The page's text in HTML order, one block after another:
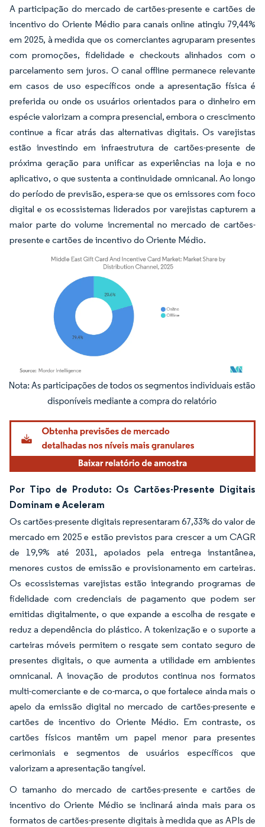
A participação do mercado de cartões-presente e cartões de
incentivo do Oriente Médio para canais online atingiu 79,44%
em 2025, à medida que os comerciantes agruparam presentes
com promoções, fidelidade e checkouts alinhados com o
parcelamento sem juros. O canal offline permanece relevante
em casos de uso específicos onde a apresentação física é
preferida ou onde os usuários orientados para o dinheiro em
espécie valorizam a compra presencial, embora o crescimento
continue a ficar atrás das alternativas digitais. Os varejistas
estão investindo em infraestrutura de cartões-presente de
próxima geração para unificar as experiências na loja e no
aplicativo, o que sustenta a continuidade omnicanal. Ao longo
do período de previsão, espera-se que os emissores com foco
digital e os ecossistemas liderados por varejistas capturem a
maior parte do volume incremental no mercado de cartões-
presente e cartões de incentivo do Oriente Médio.
Imagem © Mordor Intelligence. O reuso requer atribuição conforme CC BY 4.0.
Por Tipo de Produto: Os Cartões-Presente Digitais
Dominam e Aceleram
Os cartões-presente digitais representaram 67,33% do valor de
mercado em 2025 e estão previstos para crescer a um CAGR
de 19,9% até 2031, apoiados pela entrega instantânea,
menores custos de emissão e provisionamento em carteiras.
Os ecossistemas varejistas estão integrando programas de
fidelidade com credenciais de pagamento que podem ser
emitidas digitalmente, o que expande a escolha de resgate e
reduz a dependência do plástico. A tokenização e o suporte a
carteiras móveis permitem o resgate sem contato seguro de
presentes digitais, o que aumenta a utilidade em ambientes
omnicanal. A inovação de produtos continua nos formatos
multi-comerciante e de co-marca, o que fortalece ainda mais o
apelo da emissão digital no mercado de cartões-presente e
cartões de incentivo do Oriente Médio. Em contraste, os
cartões físicos mantêm um papel menor para presentes
cerimoniais e segmentos de usuários específicos que
valorizam a apresentação tangível.
O tamanho do mercado de cartões-presente e cartões de
incentivo do Oriente Médio se inclinará ainda mais para os
formatos de cartões-presente digitais à medida que as APIs de